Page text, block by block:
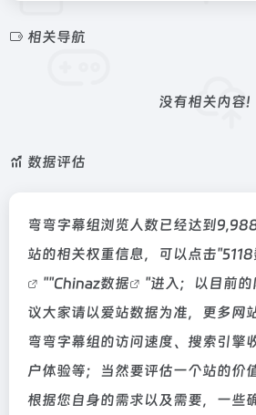
相关导航
没有相关内容!
数据评估
弯弯字幕组浏览人数已经达到
站的相关权重信息，可以点击"
""Chinaz数据
"进入；以目前
议大家请以爱站数据为准，更多网
弯弯字幕组的访问速度、搜索引擎
户体验等；当然要评估一个站的价
根据您自身的需求以及需要，一些